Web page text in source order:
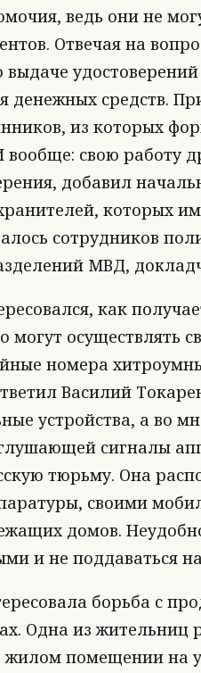
ведь они не
Отвечая на
выдаче
денежных средств.
из которых
вообще: свою работу
добавил
которых
сотрудников
МВД,
как
могут осуществлять
номера
Василий
устройства, а во
сигналы
тюрьму. Она
своими
домов.
и не поддаваться
борьба с
Одна из жительниц
жилом помещении на